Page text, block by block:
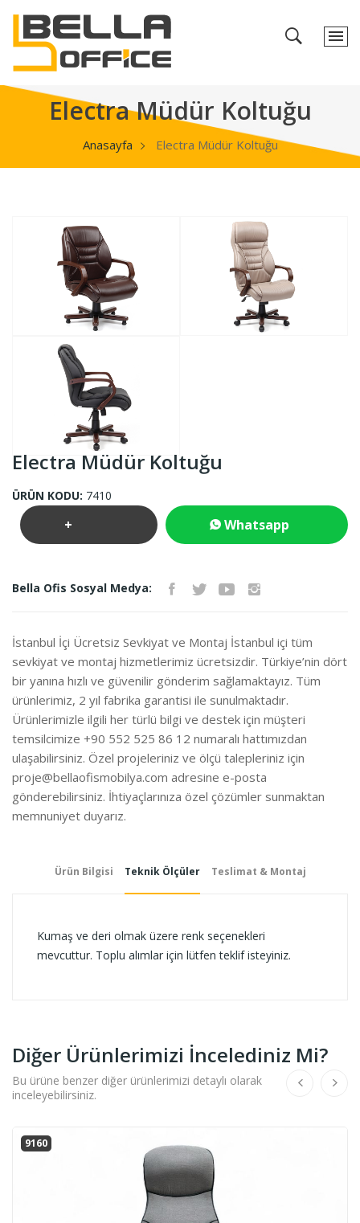
Electra Müdür Koltuğu
Anasayfa Electra Müdür Koltuğu
Electra Müdür Koltuğu
ÜRÜN KODU: 7410
+ Whatsapp
Bella Ofis Sosyal Medya:
İstanbul İçi Ücretsiz Sevkiyat ve Montaj İstanbul içi tüm
sevkiyat ve montaj hizmetlerimiz ücretsizdir. Türkiye’nin dört
bir yanına hızlı ve güvenilir gönderim sağlamaktayız. Tüm
ürünlerimiz, 2 yıl fabrika garantisi ile sunulmaktadır.
Ürünlerimizle ilgili her türlü bilgi ve destek için müşteri
temsilcimize +90 552 525 86 12 numaralı hattımızdan
ulaşabilirsiniz. Özel projeleriniz ve ölçü talepleriniz için
proje@bellaofismobilya.com adresine e-posta
gönderebilirsiniz. İhtiyaçlarınıza özel çözümler sunmaktan
memnuniyet duyarız.
Ürün Bilgisi Teknik Ölçüler Teslimat & Montaj
Kumaş ve deri olmak üzere renk seçenekleri
mevcuttur. Toplu alımlar için lütfen teklif isteyiniz.
Diğer Ürünlerimizi İncelediniz Mi?
Bu ürüne benzer diğer ürünlerimizi detaylı olarak
inceleyebilirsiniz.
9160